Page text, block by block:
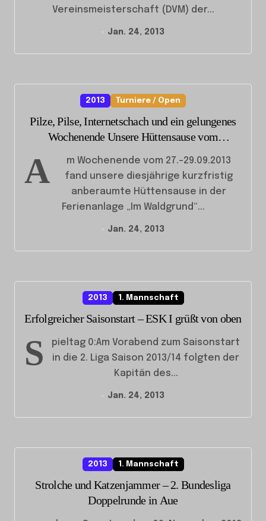
Vereinsmeisterschaft (DVM) der...
Jan. 24, 2013
2013 Turniere / Open
Pilze, Pilse, Internetschach und ein gelungenes
Wochenende Unsere Hüttensause vom
A
m Wochenende vom 27.-29.09.2013
fand unsere diesjährige kurzfristig
anberaumte Hüttensause in der
Ferienanlage „Im Waldgrund“...
Jan. 24, 2013
2013 1. Mannschaft
Erfolgreicher Saisonstart – ESK I grüßt von oben
S
pieltag 0:Am Vorabend zum Saisonstart
in die 2. Liga Saison 2013/14 folgten der
Kapitän des...
Jan. 24, 2013
2013 1. Mannschaft
Strolche und Katzenjammer – 2. Bundesliga
Doppelrunde in Aue